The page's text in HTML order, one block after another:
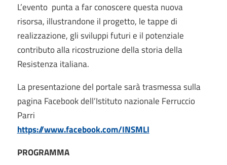
L’evento punta a far conoscere questa nuova
risorsa, illustrandone il progetto, le tappe di
realizzazione, gli sviluppi futuri e il potenziale
contributo alla ricostruzione della storia della
Resistenza italiana.
La presentazione del portale sarà trasmessa sulla
pagina Facebook dell’Istituto nazionale Ferruccio
Parri
https://www.facebook.com/INSMLI
PROGRAMMA